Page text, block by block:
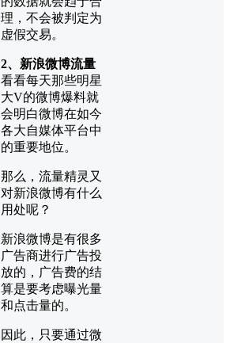
理，不会被判定为
虚假交易。
2、新浪微博流量
看看每天那些明星
大V的微博爆料就
会明白微博在如今
各大自媒体平台中
的重要地位。
那么，流量精灵又
对新浪微博有什么
用处呢？
新浪微博是有很多
广告商进行广告投
放的，广告费的结
算是要考虑曝光量
和点击量的。
因此，只要通过微